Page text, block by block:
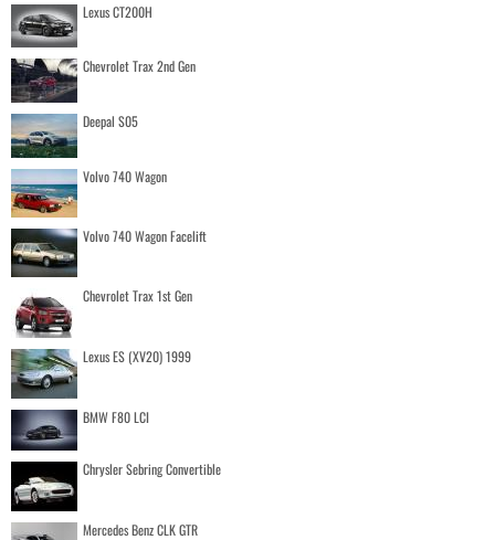
Lexus CT200H
Chevrolet Trax 2nd Gen
Deepal S05
Volvo 740 Wagon
Volvo 740 Wagon Facelift
Chevrolet Trax 1st Gen
Lexus ES (XV20) 1999
BMW F80 LCI
Chrysler Sebring Convertible
Mercedes Benz CLK GTR